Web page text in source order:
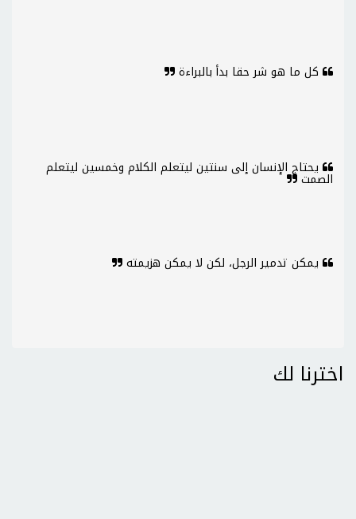
كل ما هو شر حقا بدأ بالبراءة
يحتاج الإنسان إلى سنتين ليتعلم الكلام وخمسين ليتعلم
الصمت
يمكن تدمير الرجل، لكن لا يمكن هزيمته
اخترنا لك